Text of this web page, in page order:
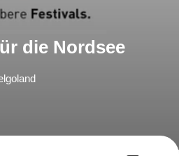
die Nordsee